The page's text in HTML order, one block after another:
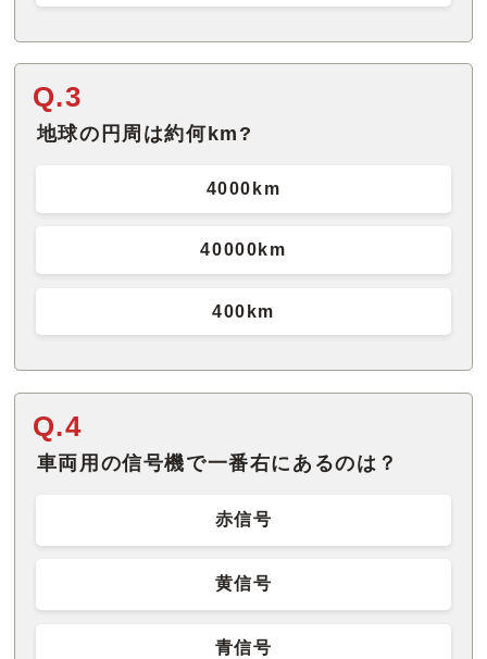
Q.3
地球の円周は約何km?
4000km
40000km
400km
Q.4
車両用の信号機で一番右にあるのは？
赤信号
黄信号
青信号